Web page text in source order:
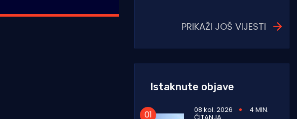
PRIKAŽI JOŠ VIJESTI
Istaknute objave
08 kol. 2026 4 MIN.
ČITANJA